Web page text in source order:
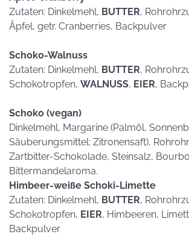
Zutaten: Dinkelmehl, BUTTER,
Äpfel, getr. Cranberries, Backpulver
Schoko-Walnuss
Zutaten: Dinkelmehl, BUTTER,
Schokotropfen, WALNUSS, EIER,
Schoko (vegan)
Dinkelmehl, Margarine (Palmöl,
Säuberungsmittel: Zitronensaft),
Zartbitter-Schokolade, Steinsalz,
Bittermandelaroma.
Himbeer-weiße Schoki-Limette
Zutaten: Dinkelmehl, BUTTER,
Schokotropfen, EIER, Himbeeren,
Backpulver